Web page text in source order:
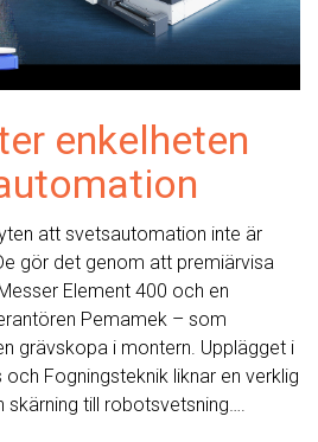
enkelheten
att svetsautomation inte är
gör det genom att premiärvisa
Element 400 och en
Pemamek – som
grävskopa i montern. Upplägget i
Fogningsteknik liknar en verklig
skärning till robotsvetsning….